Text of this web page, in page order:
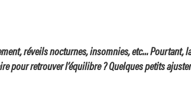
réveils nocturnes, insomnies, etc…
pour retrouver l’équilibre ? Quelques petits